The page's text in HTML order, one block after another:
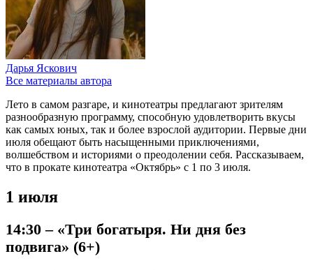
Дарья Яскович
Все материалы автора
Лето в самом разгаре, и кинотеатры предлагают зрителям
разнообразную программу, способную удовлетворить вкусы
как самых юных, так и более взрослой аудитории. Первые дни
июля обещают быть насыщенными приключениями,
волшебством и историями о преодолении себя. Рассказываем,
что в прокате кинотеатра «Октябрь» с 1 по 3 июля.
1 июля
14:30 – «Три богатыря. Ни дня без
подвига» (6+)